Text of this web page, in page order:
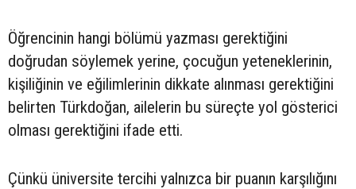
Öğrencinin hangi bölümü yazması gerektiğini
doğrudan söylemek yerine, çocuğun yeteneklerinin,
kişiliğinin ve eğilimlerinin dikkate alınması gerektiğini
belirten Türkdoğan, ailelerin bu süreçte yol gösterici
olması gerektiğini ifade etti.
Çünkü üniversite tercihi yalnızca bir puanın karşılığını